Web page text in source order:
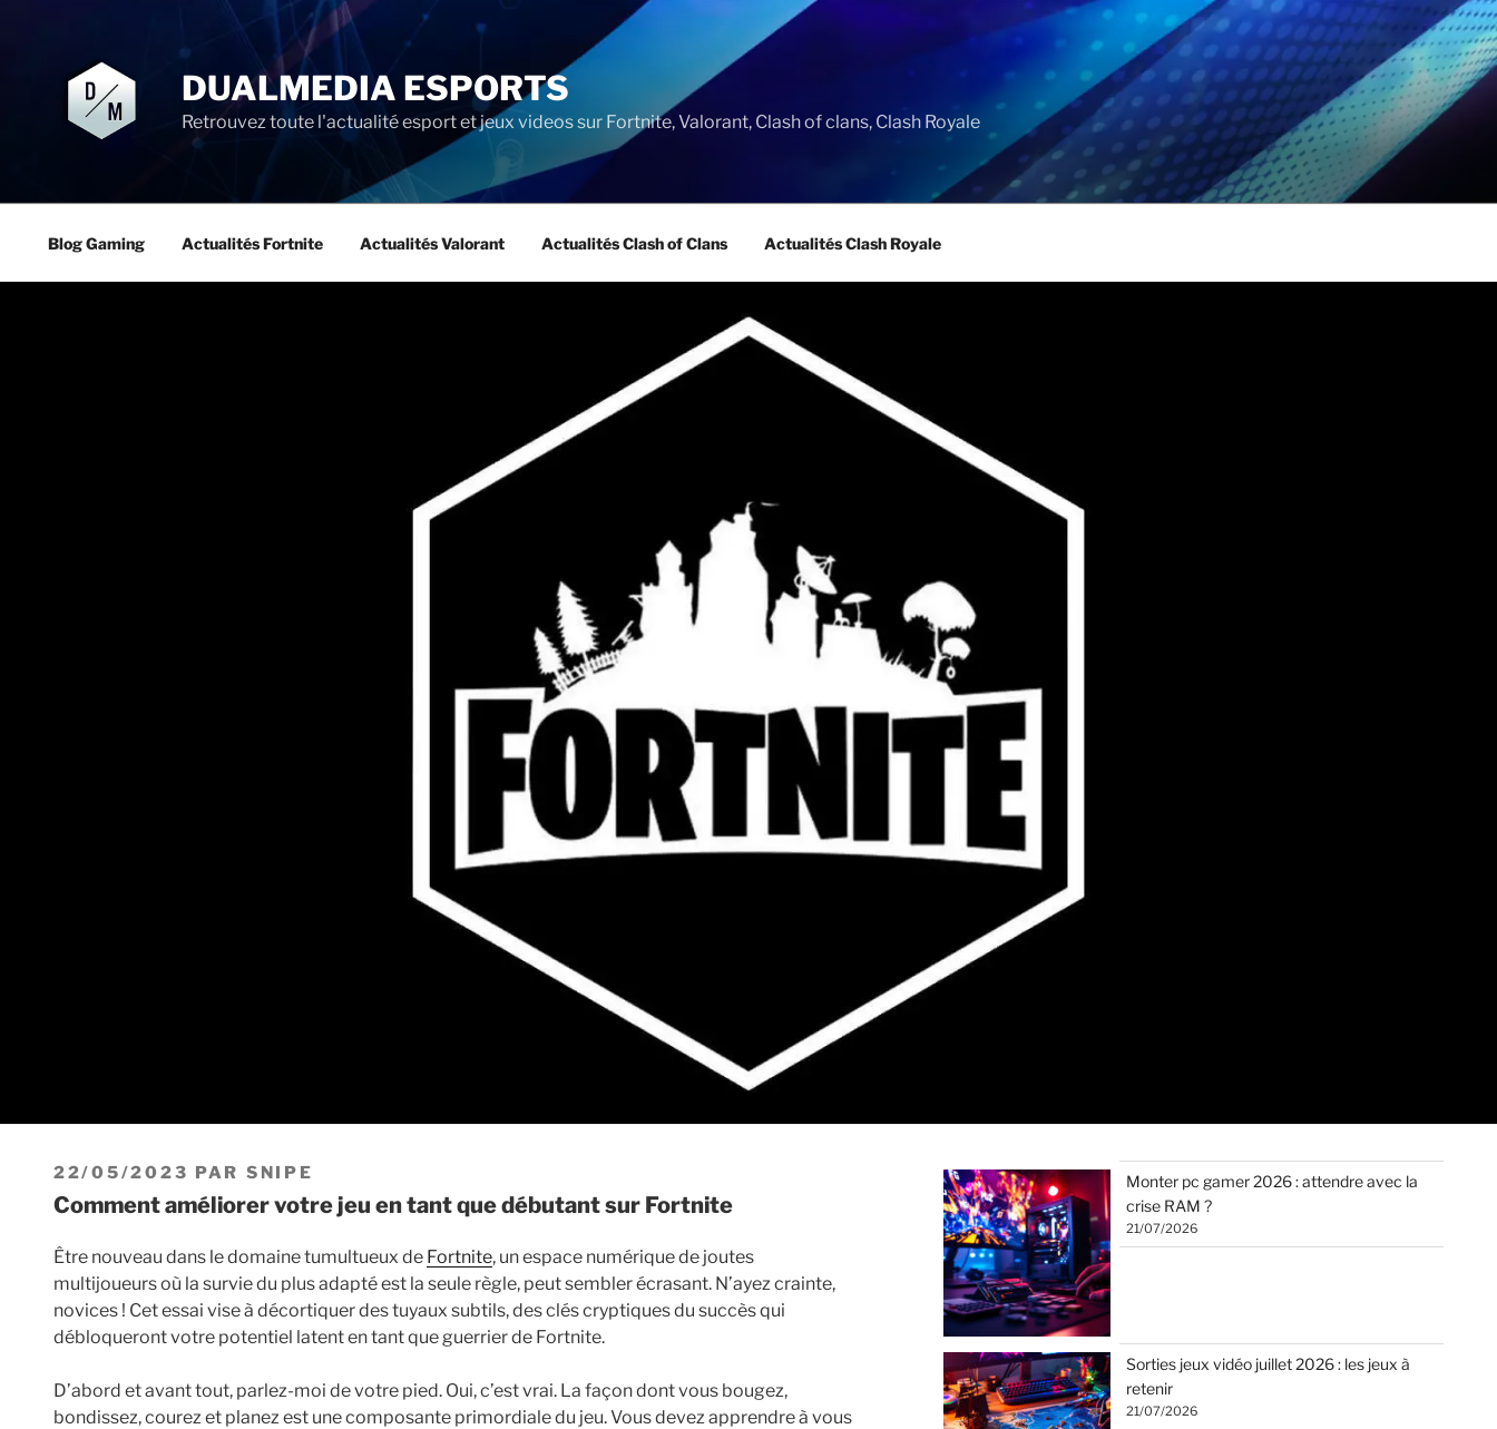
principal
DUALMEDIA ESPORTS
Retrouvez toute l'actualité esport et jeux videos sur Fortnite, Valorant, Clash of clans, Clash Royale
Blog Gaming Actualités Fortnite Actualités Valorant Actualités Clash of Clans Actualités Clash Royale
PUBLIÉ
LE
22/05/2023 PAR SNIPE
Comment améliorer votre jeu en tant que débutant sur Fortnite
Être nouveau dans le domaine tumultueux de Fortnite, un espace numérique de joutes
multijoueurs où la survie du plus adapté est la seule règle, peut sembler écrasant. N’ayez crainte,
novices ! Cet essai vise à décortiquer des tuyaux subtils, des clés cryptiques du succès qui
débloqueront votre potentiel latent en tant que guerrier de Fortnite.
D’abord et avant tout, parlez-moi de votre pied. Oui, c’est vrai. La façon dont vous bougez,
bondissez, courez et planez est une composante primordiale du jeu. Vous devez apprendre à vous
Monter pc gamer 2026 : attendre avec la
crise RAM ?
21/07/2026
Sorties jeux vidéo juillet 2026 : les jeux à
retenir
21/07/2026